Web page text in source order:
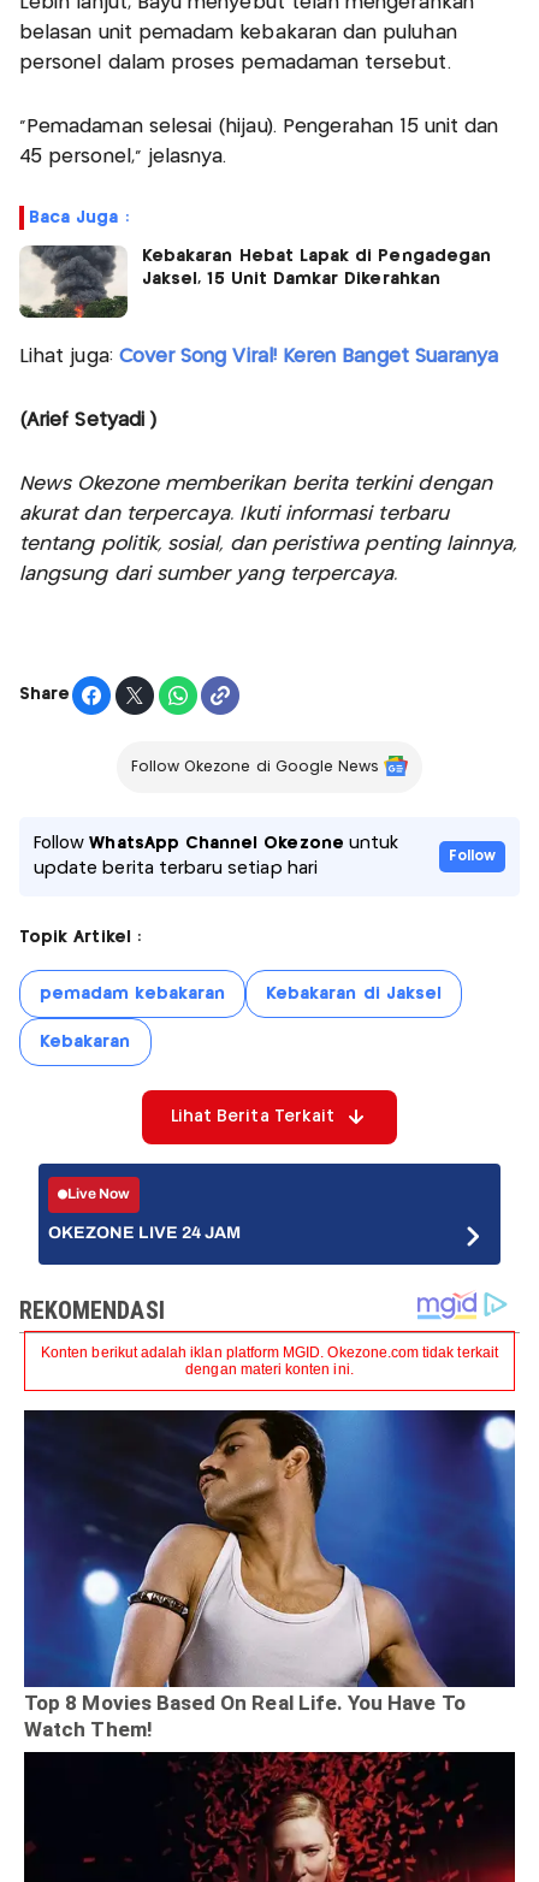
belasan unit pemadam kebakaran dan puluhan
personel dalam proses pemadaman tersebut.
"Pemadaman selesai (hijau). Pengerahan 15 unit dan
45 personel," jelasnya.
Baca Juga :
Kebakaran Hebat Lapak di Pengadegan
Jaksel, 15 Unit Damkar Dikerahkan
Lihat juga: Cover Song Viral! Keren Banget Suaranya
(Arief Setyadi )
News Okezone memberikan berita terkini dengan
akurat dan terpercaya. Ikuti informasi terbaru
tentang politik, sosial, dan peristiwa penting lainnya,
langsung dari sumber yang terpercaya.
Share
Follow Okezone di Google News
FollowWhatsApp Channel Okezone untuk
update berita terbaru setiap hari
Follow
Topik Artikel :
pemadam kebakaran Kebakaran di Jaksel
Kebakaran
Lihat Berita Terkait
Live Now
OKEZONE LIVE 24 JAM